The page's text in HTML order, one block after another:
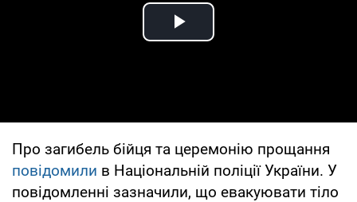
Play Video
Про загибель бійця та церемонію прощання
повідомили в Національній поліції України. У
повідомленні зазначили, що евакуювати тіло